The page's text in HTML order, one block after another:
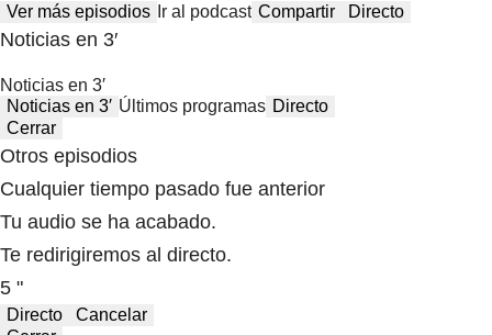
Ver más episodios Ir al podcast Compartir Directo
Noticias en 3′
Noticias en 3′
Noticias en 3′ Últimos programas Directo
Cerrar
Otros episodios
Cualquier tiempo pasado fue anterior
Tu audio se ha acabado.
Te redirigiremos al directo.
5 "
Directo
Cancelar